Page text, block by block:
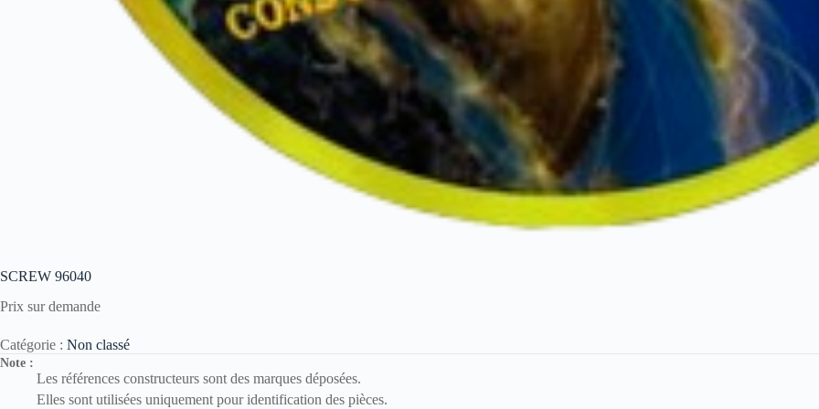
SCREW 96040
Prix sur demande
Catégorie : Non classé
Note :
Les références constructeurs sont des marques déposées.
Elles sont utilisées uniquement pour identification des pièces.